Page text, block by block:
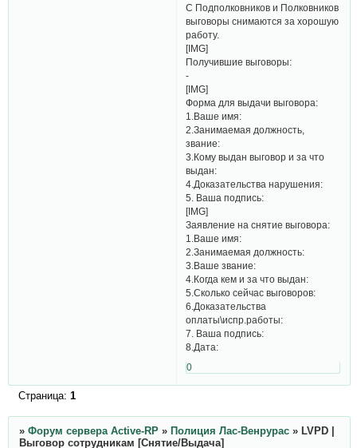
С Подполковников и Полковников
выговоры снимаются за хорошую
работу.
[​IMG]
Получившие выговоры:
-
[​IMG]
Форма для выдачи выговора:
1.Ваше имя:
2.Занимаемая должность,
звание:
3.Кому выдан выговор и за что
выдан:
4.Доказательства нарушения:
5. Ваша подпись:
[​IMG]
Заявление на снятие выговора:
1.Ваше имя:
2.Занимаемая должность:
3.Ваше звание:
4.Когда кем и за что выдан:
5.Сколько сейчас выговоров:
6.Доказательства
оплаты\испр.работы:
7. Ваша подпись:
8.Дата:​
0
Страница: 1
» Форум сервера Active-RP » Полиция Лас-Венрурас » LVPD |
Выговор сотрудникам [Снятие/Выдача]